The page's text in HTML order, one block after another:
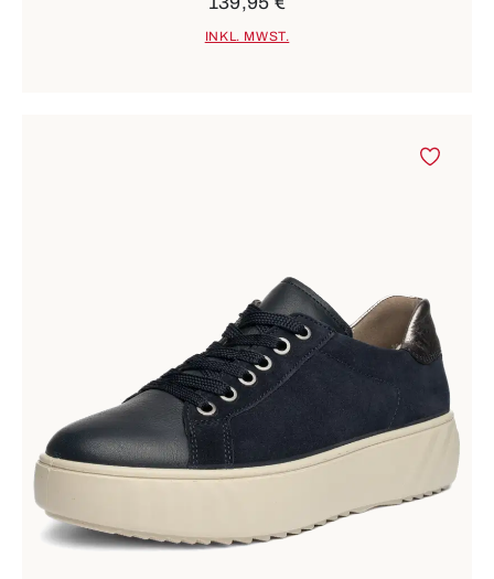
INKL. MWST.